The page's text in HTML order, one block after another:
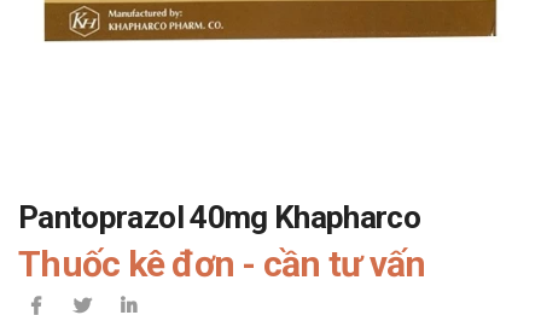
Pantoprazol 40mg Khapharco
Thuốc kê đơn - cần tư vấn